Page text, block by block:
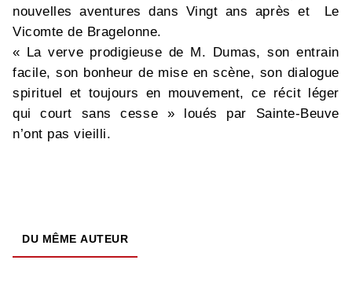
nouvelles aventures dans Vingt ans après et Le
Vicomte de Bragelonne.
« La verve prodigieuse de M. Dumas, son entrain
facile, son bonheur de mise en scène, son dialogue
spirituel et toujours en mouvement, ce récit léger
qui court sans cesse » loués par Sainte-Beuve
n’ont pas vieilli.
DU MÊME AUTEUR